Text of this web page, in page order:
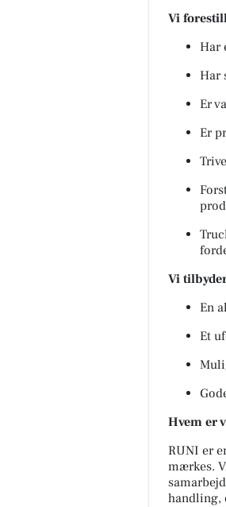
Vi
Har
Har
Er
Er
Vi
En
Et
Hvem er
RUNI er
mærkes.
handling,